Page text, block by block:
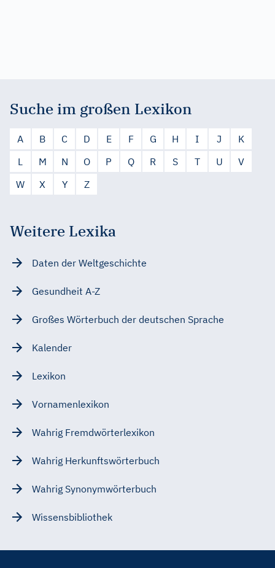
Suche im großen Lexikon
A B C D E F G H I J
K
L
M N O P Q R S T U
V
W
X Y Z
Weitere Lexika
Daten der Weltgeschichte
Gesundheit A-Z
Großes Wörterbuch der deutschen Sprache
Kalender
Lexikon
Vornamenlexikon
Wahrig Fremdwörterlexikon
Wahrig Herkunftswörterbuch
Wahrig Synonymwörterbuch
Wissensbibliothek